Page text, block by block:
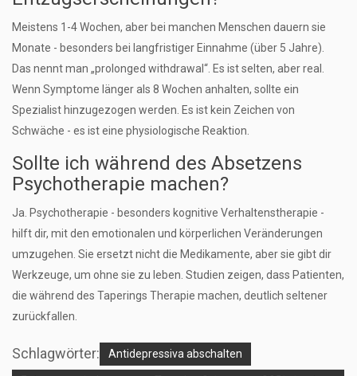
Meistens 1-4 Wochen, aber bei manchen Menschen dauern sie
Monate - besonders bei langfristiger Einnahme (über 5 Jahre).
Das nennt man „prolonged withdrawal“. Es ist selten, aber real.
Wenn Symptome länger als 8 Wochen anhalten, sollte ein
Spezialist hinzugezogen werden. Es ist kein Zeichen von
Schwäche - es ist eine physiologische Reaktion.
Sollte ich während des Absetzens
Psychotherapie machen?
Ja. Psychotherapie - besonders kognitive Verhaltenstherapie -
hilft dir, mit den emotionalen und körperlichen Veränderungen
umzugehen. Sie ersetzt nicht die Medikamente, aber sie gibt dir
Werkzeuge, um ohne sie zu leben. Studien zeigen, dass Patienten,
die während des Taperings Therapie machen, deutlich seltener
zurückfallen.
Schlagwörter: Antidepressiva abschalten